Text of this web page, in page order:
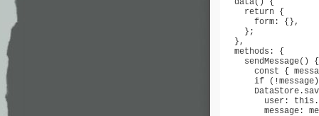
    return {
      form: {},
    };
  },
  methods: {
    sendMessage() {
const {
if
user:
message: